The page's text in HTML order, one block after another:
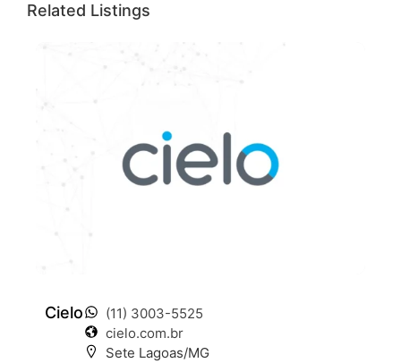
Related Listings
Cielo
(11) 3003-5525
cielo.com.br
Sete Lagoas/MG